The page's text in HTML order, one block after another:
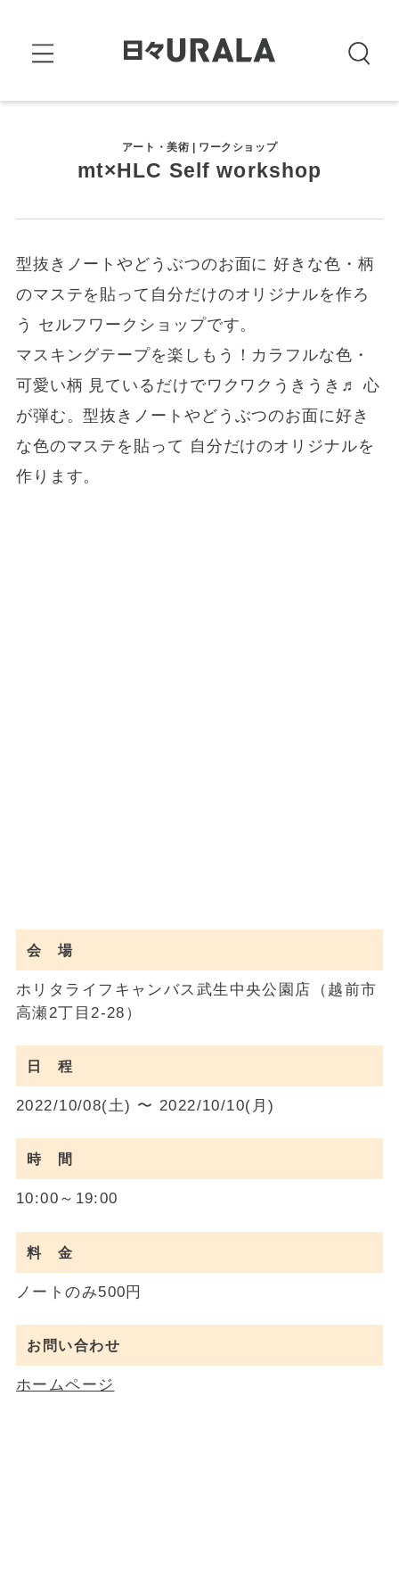
アート・美術 | ワークショップ
mt×HLC Self workshop
型抜きノートやどうぶつのお面に 好きな色・柄
のマステを貼って自分だけのオリジナルを作ろ
う セルフワークショップです。
マスキングテープを楽しもう！カラフルな色・
可愛い柄 見ているだけでワクワクうきうき♬ 心
が弾む。型抜きノートやどうぶつのお面に好き
な色のマステを貼って 自分だけのオリジナルを
作ります。
会 場
ホリタライフキャンバス武生中央公園店（越前市
高瀬2丁目2-28）
日 程
2022/10/08(土) 〜 2022/10/10(月)
時 間
10:00～19:00
料 金
ノートのみ500円
お問い合わせ
ホームページ